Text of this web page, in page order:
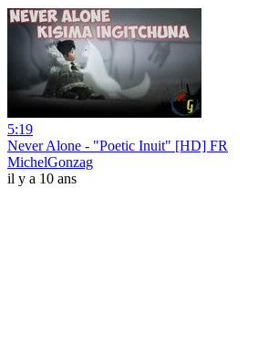
5:19
Never Alone - "Poetic Inuit" [HD] FR
MichelGonzag
il y a 10 ans